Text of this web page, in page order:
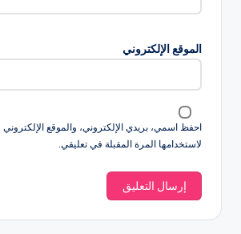
الموقع الإلكتروني
احفظ اسمي، بريدي الإلكتروني، والموقع
لاستخدامها المرة المقبلة في تعليقي.